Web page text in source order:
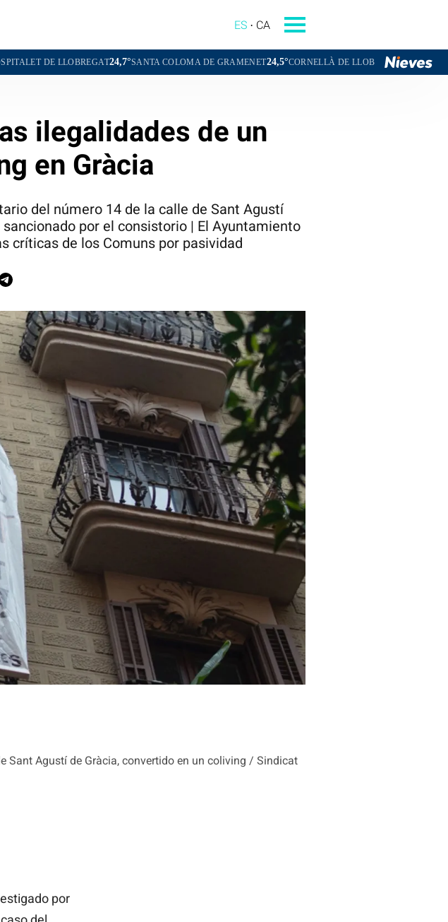
ES CA
24,7°SANTA COLOMA DE GRAMENET24,5°CORNELLÀ DE LLOBREGAT23,4°SANT BOI DE
Sant Agustí de Gràcia, convertido en un coliving / Sindicat
ilegalidades de un
en Gràcia
del número 14 de la calle de Sant Agustí
por el consistorio | El Ayuntamiento
críticas de los Comuns por pasividad
por